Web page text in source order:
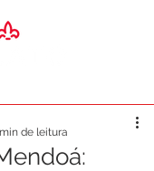
de leitura